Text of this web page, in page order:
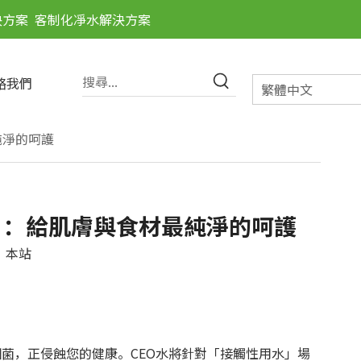
案 客制化凈水解決方案
我們 繁體中文
的呵護
給肌膚與食材最純淨的呵護
本站
，正侵蝕您的健康。CEO水將針對「接觸性用水」場